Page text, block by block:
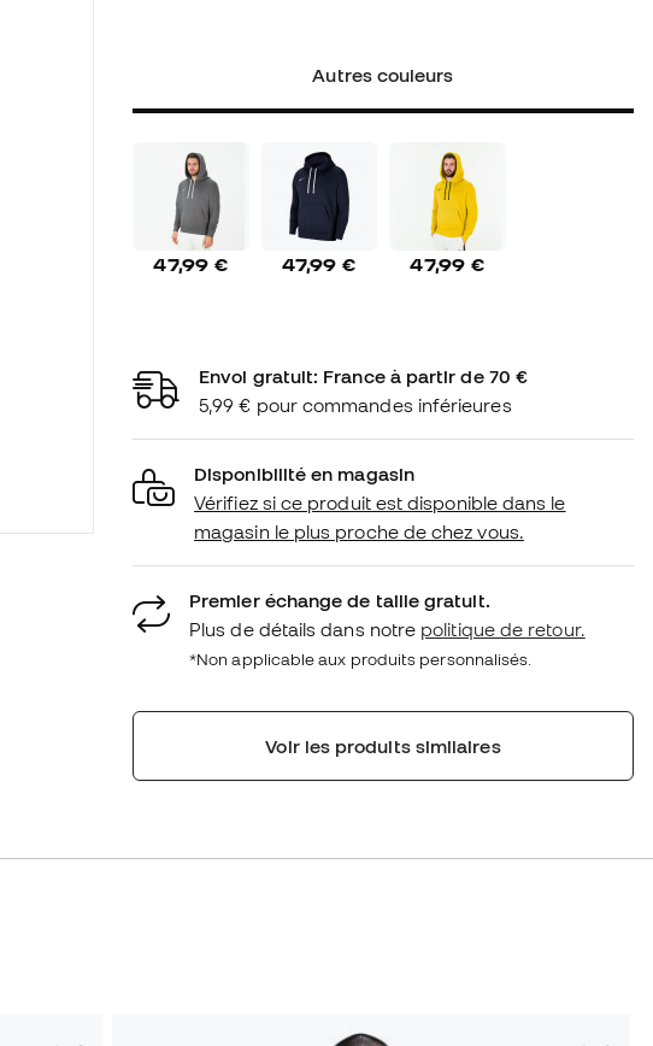
Autres couleurs
47,99 € 47,99 € 47,99 €
Envoi gratuit: France à partir de 70 €
5,99 € pour commandes inférieures
Disponibilité en magasin
Vérifiez si ce produit est disponible dans le
magasin le plus proche de chez vous.
Premier échange de taille gratuit.
Plus de détails dans notre politique de retour.
*Non applicable aux produits personnalisés.
Voir les produits similaires